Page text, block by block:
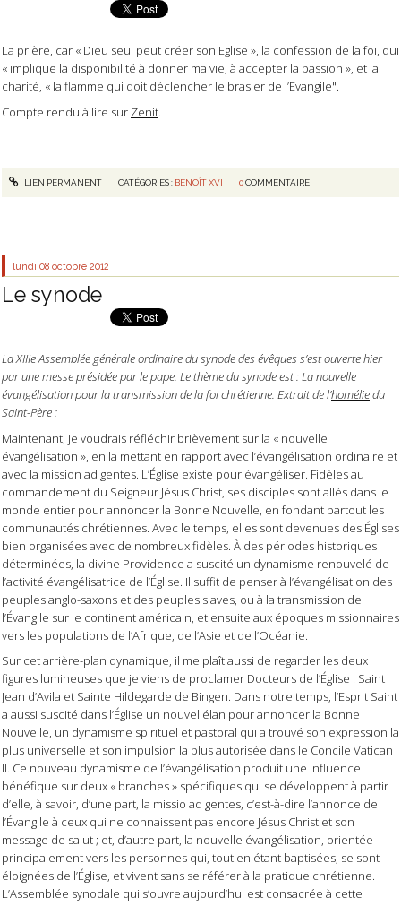
La prière, car « Dieu seul peut créer son Eglise », la confession de la foi, qui
« implique la disponibilité à donner ma vie, à accepter la passion », et la
charité, « la flamme qui doit déclencher le brasier de l’Evangile".
Compte rendu à lire sur Zenit
LIEN PERMANENT CATÉGORIES : BENOÎT XVI 0COMMENTAIRE
lundi 08 octobre 2012
Le synode
La XIIIe Assemblée générale ordinaire du synode des évêques s’est ouverte hier
par une messe présidée par le pape. Le thème du synode est : La nouvelle
évangélisation pour la transmission de la foi chrétienne. Extrait de l’homéliedu
Saint-Père :
Maintenant, je voudrais réfléchir brièvement sur la « nouvelle
évangélisation », en la mettant en rapport avec l’évangélisation ordinaire et
avec la mission ad gentes. L’Église existe pour évangéliser. Fidèles au
commandement du Seigneur Jésus Christ, ses disciples sont allés dans le
monde entier pour annoncer la Bonne Nouvelle, en fondant partout les
communautés chrétiennes. Avec le temps, elles sont devenues des Églises
bien organisées avec de nombreux fidèles. À des périodes historiques
déterminées, la divine Providence a suscité un dynamisme renouvelé de
l’activité évangélisatrice de l’Église. Il suffit de penser à l’évangélisation des
peuples anglo-saxons et des peuples slaves, ou à la transmission de
l’Évangile sur le continent américain, et ensuite aux époques missionnaires
vers les populations de l’Afrique, de l’Asie et de l’Océanie.
Sur cet arrière-plan dynamique, il me plaît aussi de regarder les deux
figures lumineuses que je viens de proclamer Docteurs de l’Église : Saint
Jean d’Avila et Sainte Hildegarde de Bingen. Dans notre temps, l’Esprit Saint
a aussi suscité dans l’Église un nouvel élan pour annoncer la Bonne
Nouvelle, un dynamisme spirituel et pastoral qui a trouvé son expression la
plus universelle et son impulsion la plus autorisée dans le Concile Vatican
II. Ce nouveau dynamisme de l’évangélisation produit une influence
bénéfique sur deux « branches » spécifiques qui se développent à partir
d’elle, à savoir, d’une part, la missio ad gentes, c’est-à-dire l’annonce de
l’Évangile à ceux qui ne connaissent pas encore Jésus Christ et son
message de salut ; et, d’autre part, la nouvelle évangélisation, orientée
principalement vers les personnes qui, tout en étant baptisées, se sont
éloignées de l’Église, et vivent sans se référer à la pratique chrétienne.
L’Assemblée synodale qui s’ouvre aujourd’hui est consacrée à cette